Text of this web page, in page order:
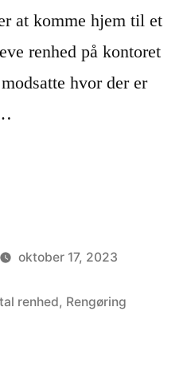
at komme hjem til et
renhed på kontoret
hvor der er
oktober 17, 2023
renhed, Rengøring